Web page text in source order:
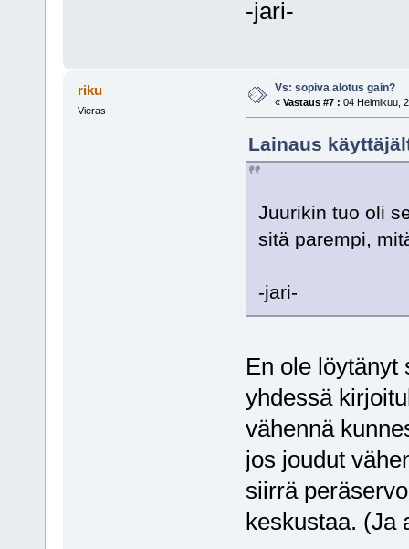
-jari-
riku
Vieras
Vs: sopiva alotus gain?
« Vastaus #7 : 04 Helmikuu,
Lainaus
Juurikin tuo oli
sitä parempi,
-jari-
En ole löytänyt
yhdessä
vähennä
jos joudut
siirrä
keskustaa. (Ja